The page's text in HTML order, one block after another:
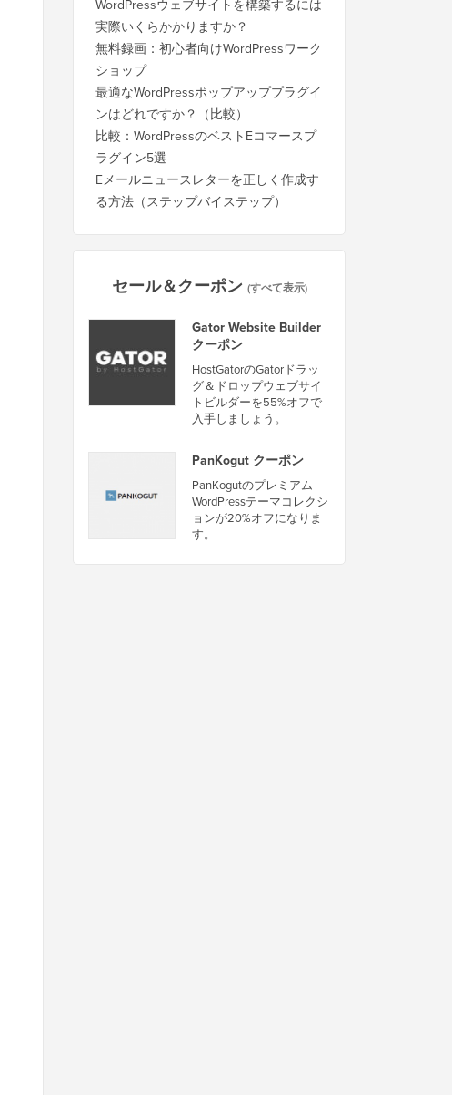
WordPressウェブサイトを構築するには
実際いくらかかりますか？
無料録画：初心者向けWordPressワーク
ショップ
最適なWordPressポップアッププラグイ
ンはどれですか？（比較）
比較：WordPressのベストEコマースプ
ラグイン5選
Eメールニュースレターを正しく作成す
る方法（ステップバイステップ）
セール＆クーポン (すべて表示)
Gator Website Builder
クーポン
HostGatorのGatorドラッ
グ＆ドロップウェブサイ
トビルダーを55%オフで
入手しましょう。
PanKogut クーポン
PanKogutのプレミアム
WordPressテーマコレクシ
ョンが20%オフになりま
す。